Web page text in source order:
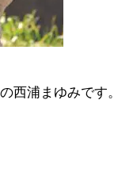
西浦まゆみです。